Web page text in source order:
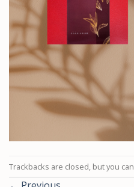
Trackbacks are closed, but you can